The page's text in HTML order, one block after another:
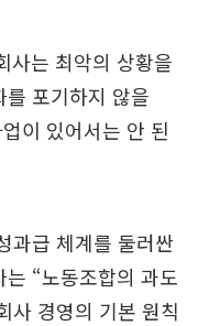
사는 최악의 상황을
포기하지 않을
이 있어서는 안 된
과급 체계를 둘러싼
“노동조합의 과도
사 경영의 기본 원칙